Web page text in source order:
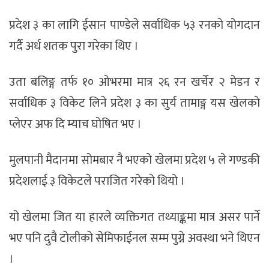
प्रदेश ३ का लागि ईसान पाण्डेले सर्वाधिक ५३ रनको योगदान
गर्दै अर्ध शतक पुरा गरेका थिए ।
उता बलिङ्ग तर्फ १० ओभरमा मात्र २६ रन खर्चेर २ मेडन र
सर्वाधिक ३ विकेट लिने प्रदेश ३ का सुर्य तामाङ्ग यस खेलको
प्लेएर अफ दि म्याच घोषित भए ।
मुलपानी मैदानमा सोमबार नै भएको खेलमा प्रदेश ५ ले गण्डकी
प्रदेशलाई ३ विकेटले पराजित गरेको थियो ।
यो खेलमा जित या हारले व्यक्तिगत तथ्याङ्कमा मात्र असर पार्ने
भए पनि दुवै टोलीको सेमिफाईनल सम्म पुग्ने अवस्था भने थिएन
।